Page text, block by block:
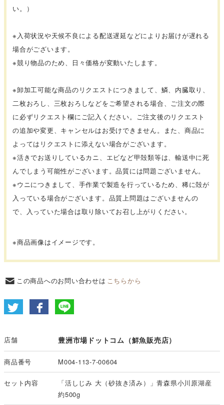
い。）
※入荷状況や天候不良による配送遅延などによりお届けが遅れる
場合がございます。
※競り物品のため、日々価格が変動いたします。
※卸加工可能な商品のリクエストにつきまして、鱗、内臓取り、
二枚おろし、三枚おろしなどをご希望される場合、ご注文の際
に必ずリクエスト欄にご記入ください。ご注文後のリクエスト
の追加や変更、キャンセルはお受けできません。また、商品に
よってはリクエストに添えない場合がございます。
※活きでお送りしているカニ、エビなど甲殻類等は、輸送中に死
んでしまう可能性がございます。品質には問題ございません。
※ウニにつきまして、手作業で製造を行っているため、稀に殻が
入っている場合がございます。品質上問題はございませんの
で、入っていた場合は取り除いてお召し上がりください。
※商品画像はイメージです。
この商品へのお問い合わせは こちらから
店舗 豊洲市場ドットコム（鮮魚販売店）
商品番号 M004-113-7-00604
セット内容
「活しじみ 大（砂抜き済み）」青森県小川原湖産
約500g